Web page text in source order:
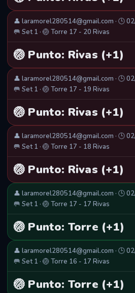
👤 laramorel280514@gmail.com · 🕒
🥅 Set 1 · 🏐 Torre 17 - 20 Rivas
🏐 Punto: Rivas (+1)
👤 laramorel280514@gmail.com · 🕒
🥅 Set 1 · 🏐 Torre 17 - 19 Rivas
🏐 Punto: Rivas (+1)
👤 laramorel280514@gmail.com · 🕒
🥅 Set 1 · 🏐 Torre 17 - 18 Rivas
🏐 Punto: Rivas (+1)
👤 laramorel280514@gmail.com · 🕒
🥅 Set 1 · 🏐 Torre 17 - 17 Rivas
🏐 Punto: Torre (+1)
👤 laramorel280514@gmail.com · 🕒
🥅 Set 1 · 🏐 Torre 16 - 17 Rivas
🏐 Punto: Torre (+1)